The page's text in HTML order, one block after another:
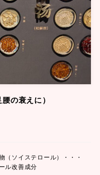
の衰えに）
（ソイステロール）・・・
ル改善成分